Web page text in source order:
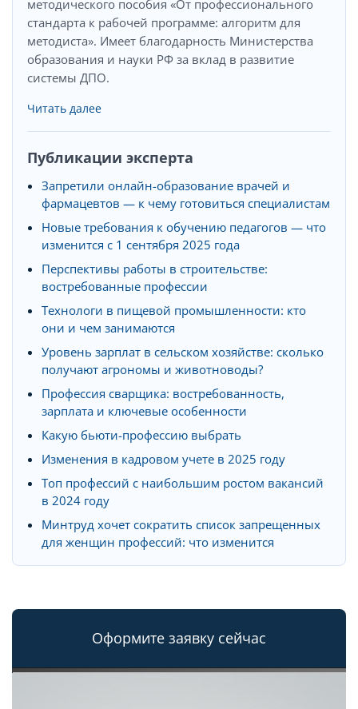
методического пособия «От профессионального
стандарта к рабочей программе: алгоритм для
методиста». Имеет благодарность Министерства
образования и науки РФ за вклад в развитие
системы ДПО.
Читать далее
Публикации эксперта
Запретили онлайн-образование врачей и
фармацевтов — к чему готовиться специалистам
Новые требования к обучению педагогов — что
изменится с 1 сентября 2025 года
Перспективы работы в строительстве:
востребованные профессии
Технологи в пищевой промышленности: кто
они и чем занимаются
Уровень зарплат в сельском хозяйстве: сколько
получают агрономы и животноводы?
Профессия сварщика: востребованность,
зарплата и ключевые особенности
Какую бьюти-профессию выбрать
Изменения в кадровом учете в 2025 году
Топ профессий с наибольшим ростом вакансий
в 2024 году
Минтруд хочет сократить список запрещенных
для женщин профессий: что изменится
Оформите заявку сейчас